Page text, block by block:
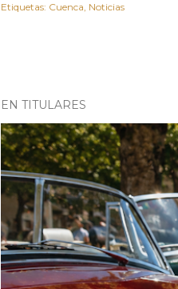
Etiquetas: Cuenca Noticias
EN TITULARES